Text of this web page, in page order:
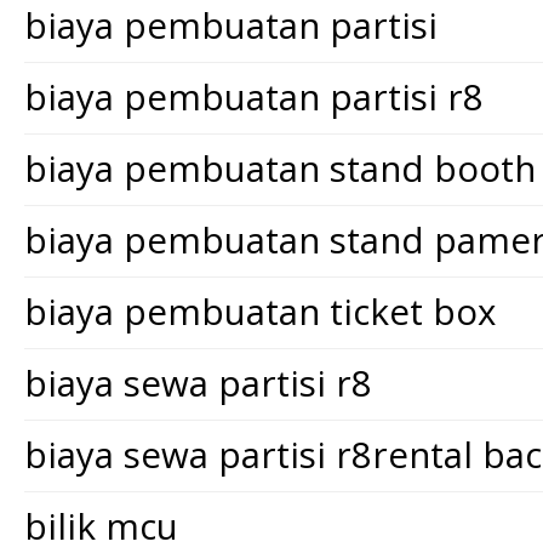
biaya pembuatan partisi
biaya pembuatan partisi r8
biaya pembuatan stand booth
biaya pembuatan stand
biaya pembuatan ticket box
biaya sewa partisi r8
biaya sewa partisi r8rental
bilik mcu